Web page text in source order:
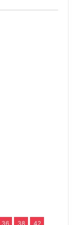
36 38 42